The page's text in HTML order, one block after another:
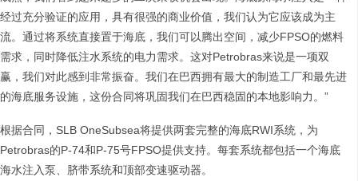
经过充分验证的应用，具有很强的商业价值，我们认为它应该成为主
流。通过将系统直接置于海底，我们可以腾出空间，减少FPSO的燃料
需求，同时降低注水系统的电力需求。这对Petrobras来说是一项双
赢，我们对此感到非常振奋。我们在巴西拥有最大的制造工厂和最先进
的海底服务设施，这份合同将巩固我们在巴西稳固的本地影响力。”
根据合同，SLB OneSubsea将提供两套完整的海底RWI系统，为
Petrobras的P-74和P-75号FPSO提供支持。每套系统都包括一个海底
海水注入泵、脐带系统和顶部变速驱动器。